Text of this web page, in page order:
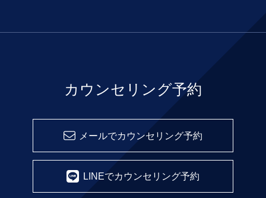
カウンセリング予約
メールでカウンセリング予約
LINEでカウンセリング予約